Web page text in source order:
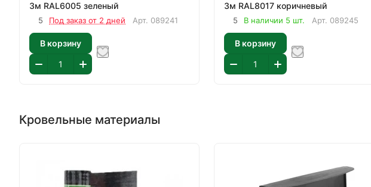
3м RAL6005 зеленый
5 Под заказ от 2 дней Арт. 089241
В корзину
3м RAL8017 коричневый
5 В наличии 5 шт. Арт. 089245
В корзину
Кровельные материалы